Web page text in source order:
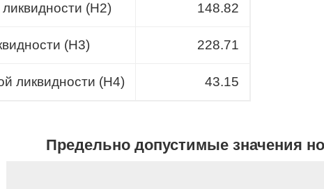
(Н2) 148.82
(Н3) 228.71
ликвидности (Н4) 43.15
Предельно допустимые значения